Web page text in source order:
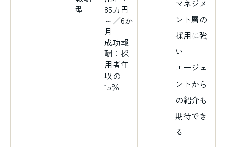
型
85万円
～／6か
月
成功報
酬：採
用者年
収の
15％
マネジメ
ント層の
採用に強
い
エージェ
ントから
の紹介も
期待でき
る